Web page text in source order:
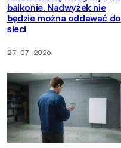
balkonie. Nadwyżek nie
będzie można oddawać do
sieci
27-07-2026